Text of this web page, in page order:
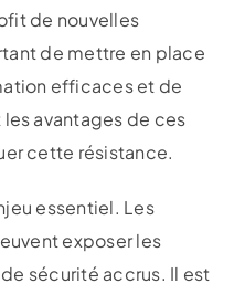
de nouvelles
de mettre en place
efficaces et de
avantages de ces
cette résistance.
essentiel. Les
exposer les
sécurité accrus. Il est